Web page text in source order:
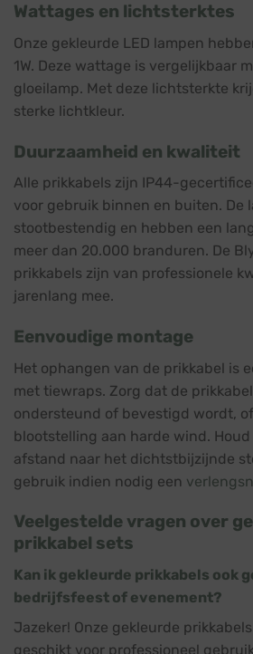
Wattages en lichtsterktes
Onze gekleurde LED lampen
1W. Deze wattage is vergelijkbaar
gloeilamp. Met deze lichtsterkte
sterke lichtkleur.
Duurzaamheid en kwaliteit
Alle prikkabels zijn IP44-
voor gebruik binnen en buiten. De
stootbestendig en hebben een
meer dan 20.000 branduren. De
prikkabels zijn van professionele
jarenlang mee.
Eenvoudige montage
Het ophangen van de prikkabel is
met tiewraps. Zorg dat de
ondersteund of bevestigd wordt,
blootstelling aan harde wind.
afstand naar het dichtstbijzijnde
gebruik indien nodig een
Veelgestelde vragen over
prikkabel sets
Kan ik gekleurde prikkabels ook
bedrijfsfeest of evenement?
Jazeker! Onze gekleurde
geschikt voor professioneel